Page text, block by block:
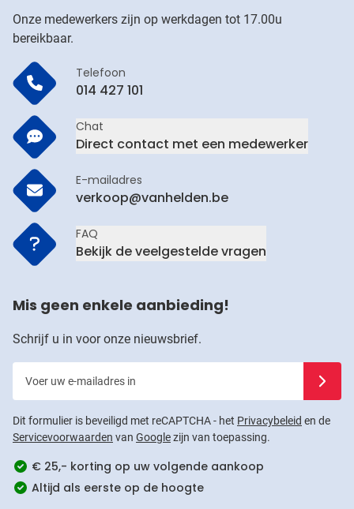
Onze medewerkers zijn op werkdagen tot 17.00u
bereikbaar.
Telefoon
014 427 101
Chat
Direct contact met een medewerker
E-mailadres
verkoop@vanhelden.be
FAQ
Bekijk de veelgestelde vragen
Mis geen enkele aanbieding!
Schrijf u in voor onze nieuwsbrief.
Dit formulier is beveiligd met reCAPTCHA - het Privacybeleid en de
Servicevoorwaarden van Googlezijn van toepassing.
€ 25,- korting op uw volgende aankoop
Altijd als eerste op de hoogte